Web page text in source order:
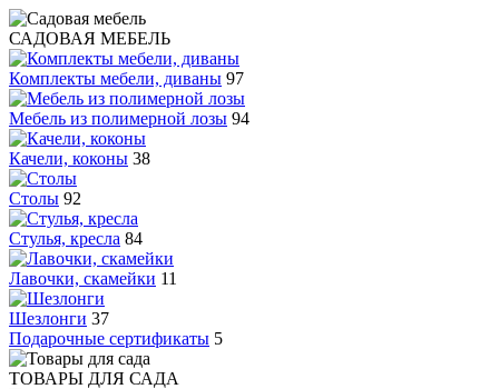
САДОВАЯ МЕБЕЛЬ
Комплекты мебели, диваны 97
Мебель из полимерной лозы 94
Качели, коконы 38
Столы 92
Стулья, кресла 84
Лавочки, скамейки 11
Шезлонги 37
Подарочные сертификаты 5
ТОВАРЫ ДЛЯ САДА